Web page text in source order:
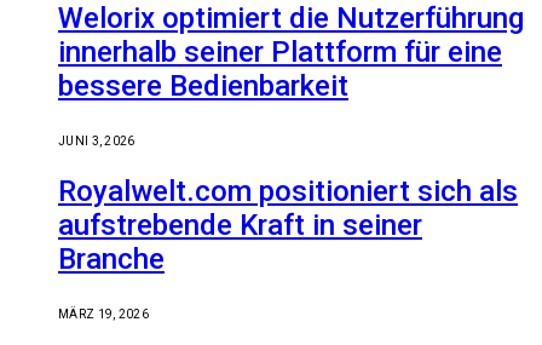
Welorix optimiert die Nutzerführung
innerhalb seiner Plattform für eine
bessere Bedienbarkeit
JUNI 3, 2026
Royalwelt.com positioniert sich als
aufstrebende Kraft in seiner
Branche
MÄRZ 19, 2026